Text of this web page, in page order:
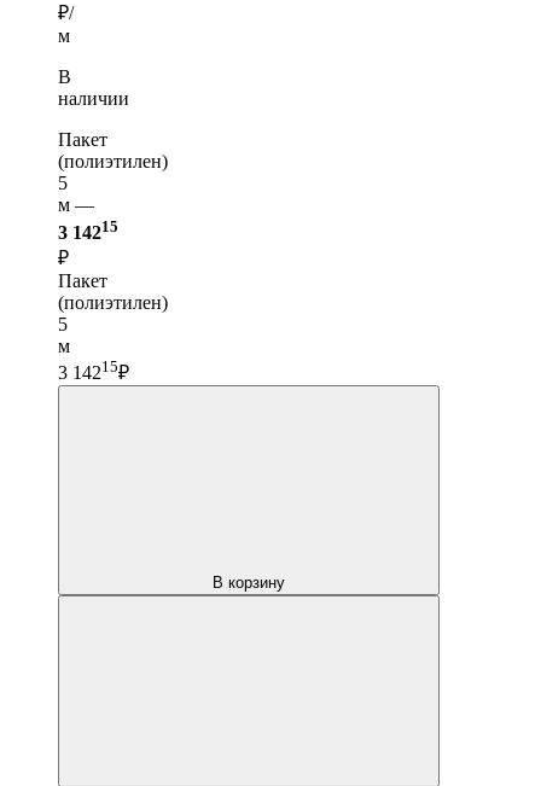
₽/
м
В
наличии
Пакет
(полиэтилен)
5
м —
3 14215
₽
Пакет
(полиэтилен)
5
м
3 14215₽
В корзину